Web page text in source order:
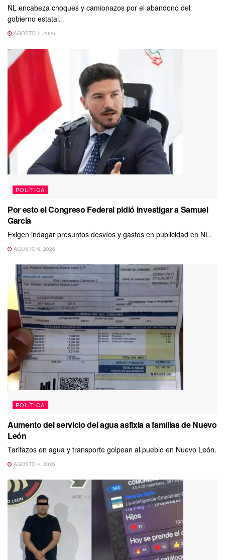
NL encabeza choques y camionazos por el abandono del
gobierno estatal.
AGOSTO 7, 2026
POLÍTICA
Por esto el Congreso Federal pidió investigar a Samuel
García
Exigen indagar presuntos desvíos y gastos en publicidad en NL.
AGOSTO 6, 2026
POLÍTICA
Aumento del servicio del agua asfixia a familias de Nuevo
León
Tarifazos en agua y transporte golpean al pueblo en Nuevo León.
AGOSTO 4, 2026